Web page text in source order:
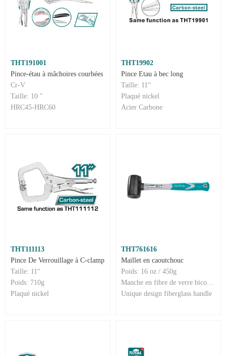
THT191001
Pince-étau à mâchoires courbées
Cr-V
Taille: 10 "
HRC45-HRC60
THT19902
Pince Etau à bec long
Taille: 11“
Plaqué nickel
Acier Carbone
THT111113
Pince De Verrouillage à C-clamp
Taille: 11“
Poids: 710g
Plaqué nickel
THT761616
Maillet en caoutchouc
Poids: 16 oz / 450g
Manche en fibre de verre bicolore
Unique design fiberglass handle